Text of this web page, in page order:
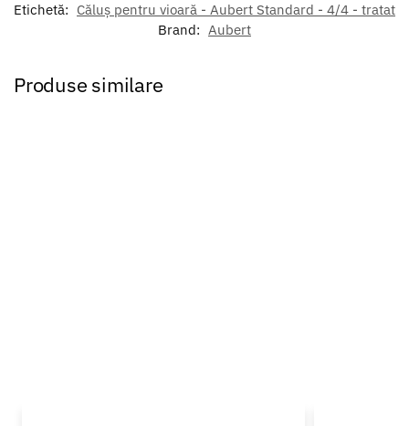
Etichetă: Căluș pentru vioară - Aubert Standard - 4/4 - tratat
Brand: Aubert
Produse similare